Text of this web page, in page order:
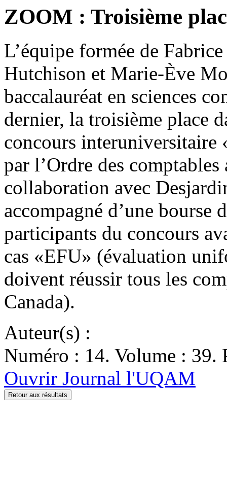
ZOOM : Troisième
L’équipe formée de
Hutchison et Marie-Ève
baccalauréat en sciences
dernier, la troisième place
concours interuniversitaire
par l’Ordre des comptables
collaboration avec
accompagné d’une bourse
participants du concours
cas «EFU» (évaluation
doivent réussir tous les
Canada).
Auteur(s) :
Numéro : 14. Volume : 39.
Ouvrir Journal l'UQAM
Retour aux résultats